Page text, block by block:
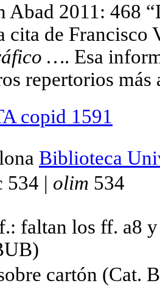
Abad 2011: 468
cita de
…. Esa
repertorios
copid 1591
Biblioteca
534 | olim 534
faltan los ff. a8
cartón (Cat.